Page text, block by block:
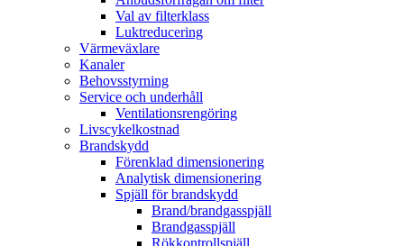
Val av filterklass
Luktreducering
Värmeväxlare
Kanaler
Behovsstyrning
Service och underhåll
Ventilationsrengöring
Livscykelkostnad
Brandskydd
Förenklad dimensionering
Analytisk dimensionering
Spjäll för brandskydd
Brand/brandgasspjäll
Brandgasspjäll
Rökkontrollspjäll